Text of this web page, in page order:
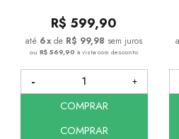
R$ 599,90
6x de R$ 99,98 sem juros
ouR$ 569,90à vista com desconto
COMPRAR
COMPRAR